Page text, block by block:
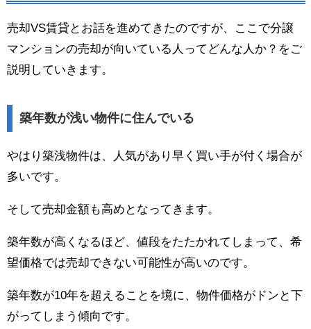
売却VS賃貸とお話を進めてきたのですが、ここで分譲
マンションの売却が向いている人ってどんな人か？をご
説明していきます。
築年数が浅い物件に住んでいる
やはり築浅物件は、人気があり早く買い手が付く場合が
多いです。
そして売却金額も高めとなってきます。
築年数が高くなるほど、値段をたたかれてしまって、希
望価格では売却できない可能性が高いのです。
築年数が10年を超えることを境に、物件価格がドンと下
がってしまう傾向です。